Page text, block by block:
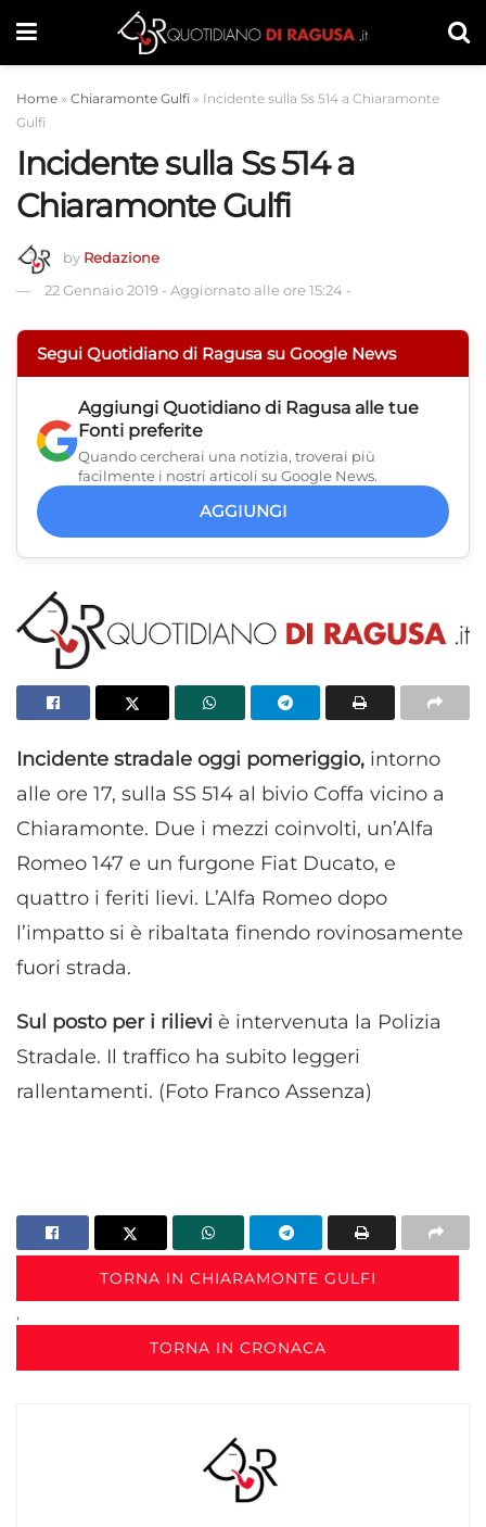
Home » Chiaramonte Gulfi » Incidente sulla Ss 514 a Chiaramonte
Gulfi
Incidente sulla Ss 514 a
Chiaramonte Gulfi
by Redazione
22 Gennaio 2019 - Aggiornato alle ore 15:24 -
Segui Quotidiano di Ragusa su Google News
Aggiungi Quotidiano di Ragusa alle tue
Fonti preferite
Quando cercherai una notizia, troverai più
facilmente i nostri articoli su Google News.
AGGIUNGI
Incidente stradale oggi pomeriggio, intorno
alle ore 17, sulla SS 514 al bivio Coffa vicino a
Chiaramonte. Due i mezzi coinvolti, un’Alfa
Romeo 147 e un furgone Fiat Ducato, e
quattro i feriti lievi. L’Alfa Romeo dopo
l’impatto si è ribaltata finendo rovinosamente
fuori strada.
Sul posto per i rilievi è intervenuta la Polizia
Stradale. Il traffico ha subito leggeri
rallentamenti. (Foto Franco Assenza)
TORNA IN CHIARAMONTE GULFI
,
TORNA IN CRONACA